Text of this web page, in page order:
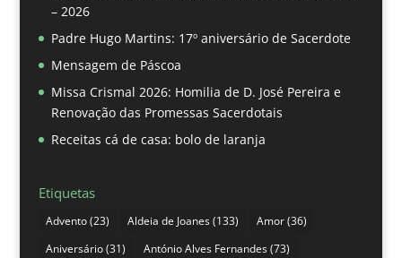
– 2026
Padre Hugo Martins: 17º aniversário de Sacerdote
Mensagem de Páscoa
Missa Crismal 2026: Homilia de D. José Pereira e
Renovação das Promessas Sacerdotais
Receitas cá de casa: bolo de laranja
Etiquetas
Advento(23) Aldeia de Joanes(133) Amor(36)
Aniversário(31) António Alves Fernandes(73)